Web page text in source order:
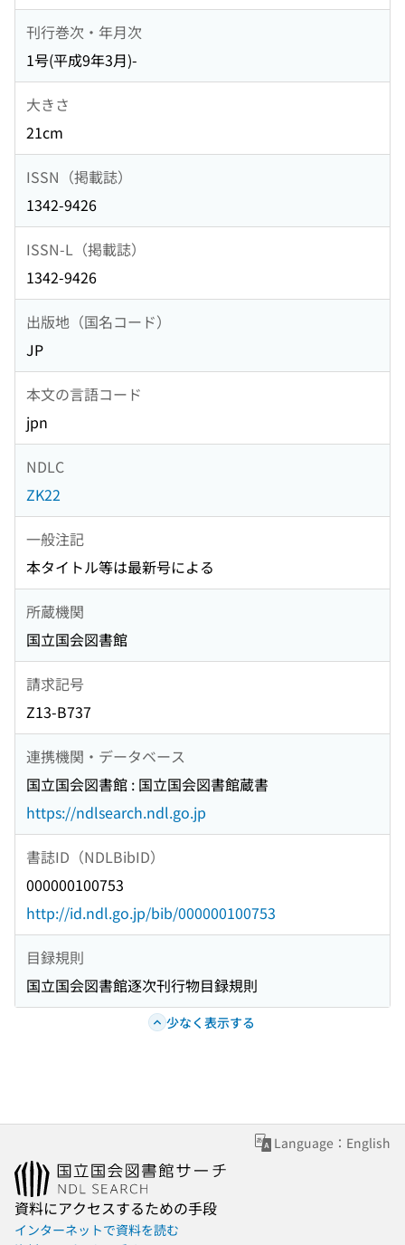
刊行巻次・年月次
1号(平成9年3月)-
大きさ
21cm
ISSN（掲載誌）
1342-9426
ISSN-L（掲載誌）
1342-9426
出版地（国名コード）
JP
本文の言語コード
jpn
NDLC
ZK22
一般注記
本タイトル等は最新号による
所蔵機関
国立国会図書館
請求記号
Z13-B737
連携機関・データベース
国立国会図書館 : 国立国会図書館蔵書
https://ndlsearch.ndl.go.jp
書誌ID（NDLBibID）
000000100753
http://id.ndl.go.jp/bib/000000100753
目録規則
国立国会図書館逐次刊行物目録規則
少なく表示する
Language：English
資料にアクセスするための手段
インターネットで資料を読む